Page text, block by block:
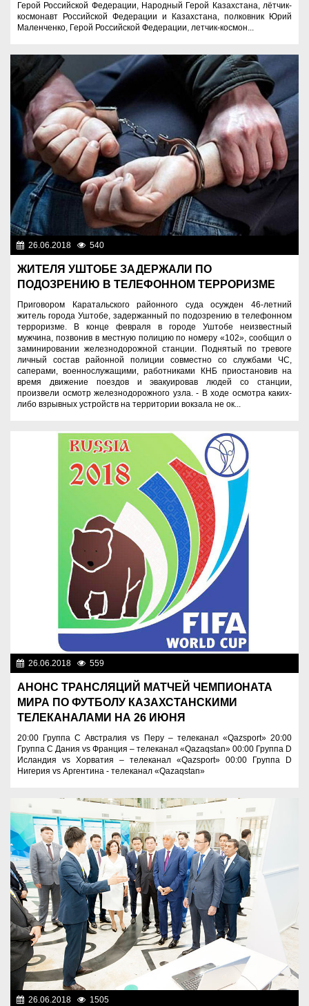
Герой Российской Федерации, Народный Герой Казахстана, лётчик-
космонавт Российской Федерации и Казахстана, полковник Юрий
Маленченко, Герой Российской Федерации, летчик-космон...
26.06.2018 540
ЖИТЕЛЯ УШТОБЕ ЗАДЕРЖАЛИ ПО
ПОДОЗРЕНИЮ В ТЕЛЕФОННОМ ТЕРРОРИЗМЕ
Приговором Каратальского районного суда осужден 46-летний
житель города Уштобе, задержанный по подозрению в телефонном
терроризме. В конце февраля в городе Уштобе неизвестный
мужчина, позвонив в местную полицию по номеру «102», сообщил о
заминировании железнодорожной станции. Поднятый по тревоге
личный состав районной полиции совместно со службами ЧС,
саперами, военнослужащими, работниками КНБ приостановив на
время движение поездов и эвакуировав людей со станции,
произвели осмотр железнодорожного узла. - В ходе осмотра каких-
либо взрывных устройств на территории вокзала не ок...
26.06.2018 559
АНОНС ТРАНСЛЯЦИЙ МАТЧЕЙ ЧЕМПИОНАТА
МИРА ПО ФУТБОЛУ КАЗАХСТАНСКИМИ
ТЕЛЕКАНАЛАМИ НА 26 ИЮНЯ
20:00 Группа C Австралия vs Перу – телеканал «Qazsport» 20:00
Группа C Дания vs Франция – телеканал «Qazaqstan» 00:00 Группа D
Исландия vs Хорватия – телеканал «Qazsport» 00:00 Группа D
Нигерия vs Аргентина - телеканал «Qazaqstan»
26.06.2018 1505